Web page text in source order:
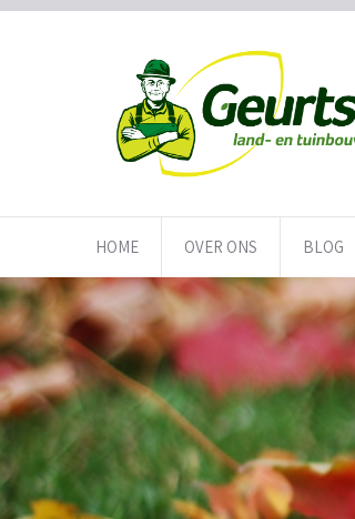
HOME OVER ONS BLOG